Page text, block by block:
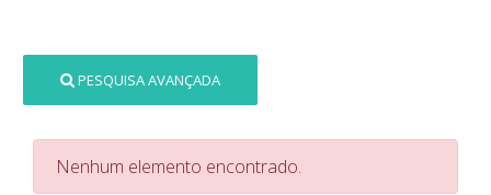
PESQUISA AVANÇADA
Nenhum elemento encontrado.